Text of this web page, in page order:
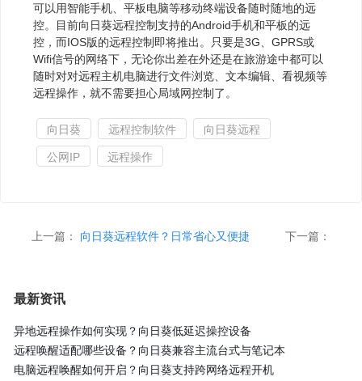
可以用智能手机、平板电脑等移动终端设备随时随地的远
控。目前向日葵远程控制支持的Android手机和平板的远
控，而IOS版的远程控制即将推出。只要是3G、GPRS或
Wifi信号的网络下，无论你出差在外还是在旅游途中都可以
随时对对远程主机电脑进行文件浏览、文本编辑、看视频等
远程操作，就不需要担心局域网控制了。
向日葵 远程控制软件 向日葵远程
公网IP 远程操作
上一篇： 向日葵远程软件？日常省心又便捷 下一篇：
最新资讯
异地远程操作如何实现？向日葵低延迟操控设备
远程唤醒适配哪些设备？向日葵兼容主流台式与笔记本
电脑远程唤醒如何开启？向日葵支持跨网络远程开机